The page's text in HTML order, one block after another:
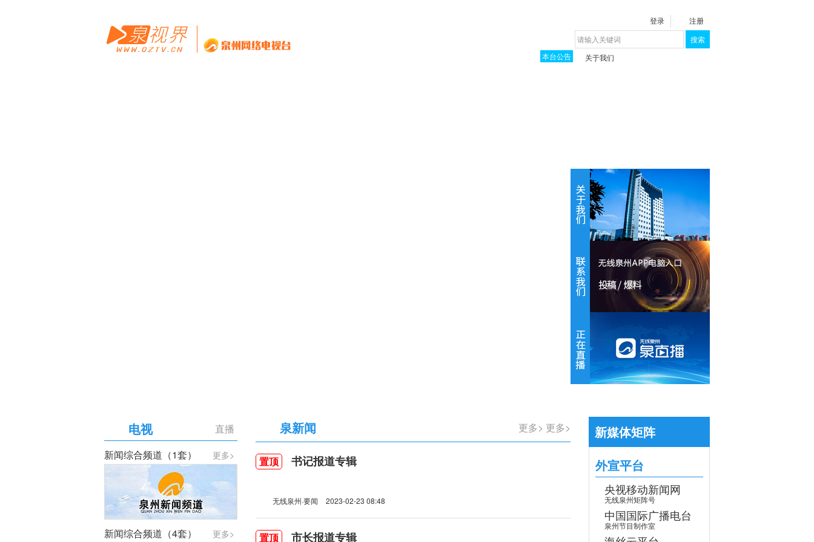
登录
注册
搜索
本台公告
关于我们
【专题】学习贯彻党的二十届四中全会
直播
电视
更多>
新闻综合频道（1套）
更多>
新闻综合频道（4套）
更多> 更多>
泉新闻
置顶 书记报道专辑
无线泉州·要闻 2023-02-23 08:48
置顶 市长报道专辑
新媒体矩阵
外宣平台
央视移动新闻网
无线泉州矩阵号
中国国际广播电台
泉州节目制作室